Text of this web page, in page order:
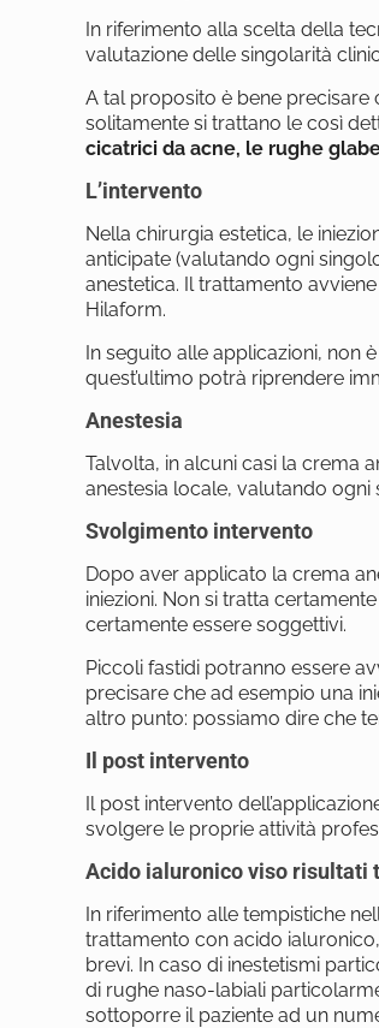
In riferimento alla scelta della
valutazione delle singolarità
A tal proposito è bene precisare
solitamente si trattano le così
cicatrici da acne, le rughe
L’intervento
Nella chirurgia estetica, le
anticipate (valutando ogni
anestetica. Il trattamento
Hilaform.
In seguito alle applicazioni, non
quest’ultimo potrà riprendere
Anestesia
Talvolta, in alcuni casi la crema
anestesia locale, valutando ogni
Svolgimento intervento
Dopo aver applicato la crema
iniezioni. Non si tratta
certamente essere soggettivi.
Piccoli fastidi potranno essere
precisare che ad esempio una
altro punto: possiamo dire che
Il post intervento
Il post intervento
svolgere le proprie attività
Acido ialuronico viso risultati
In riferimento alle tempistiche
trattamento con acido
brevi. In caso di inestetismi
di rughe naso-labiali
sottoporre il paziente ad un